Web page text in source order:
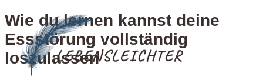
Wie du lernen kannst deine
Essstörung vollständig
loszulassen